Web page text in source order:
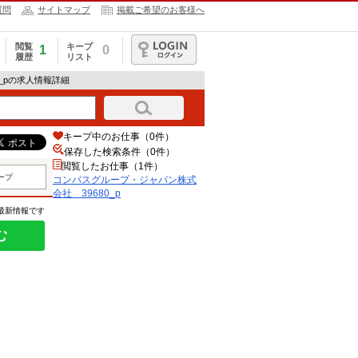
問 サイトマップ 掲載ご希望のお客様へ
閲覧
履歴
1
キープ
リスト
0
ログイン
の求人情報詳細
プ
新情報です
キープ中のお仕事（0件）
保存した検索条件（0件）
閲覧したお仕事（1件）
コンパスグループ・ジャパン株式
会社 39680_p